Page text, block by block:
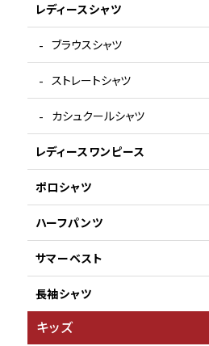
レディースシャツ
ブラウスシャツ
ストレートシャツ
カシュクールシャツ
レディースワンピース
ポロシャツ
ハーフパンツ
サマーベスト
長袖シャツ
キッズ